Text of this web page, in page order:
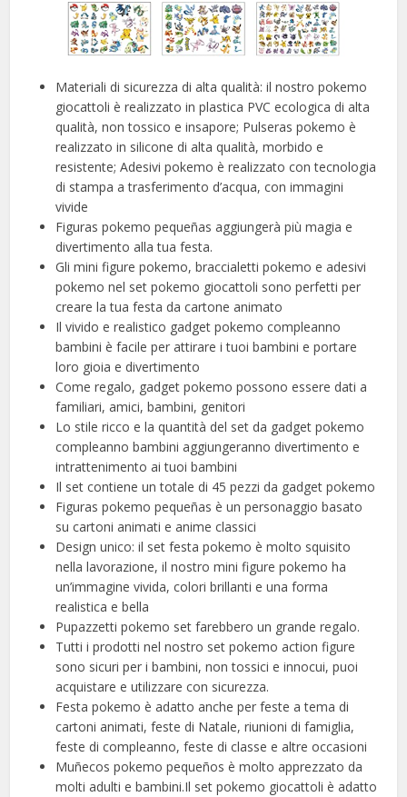
Materiali di sicurezza di alta qualità: il nostro pokemo
giocattoli è realizzato in plastica PVC ecologica di alta
qualità, non tossico e insapore; Pulseras pokemo è
realizzato in silicone di alta qualità, morbido e
resistente; Adesivi pokemo è realizzato con tecnologia
di stampa a trasferimento d’acqua, con immagini
vivide
Figuras pokemo pequeñas aggiungerà più magia e
divertimento alla tua festa.
Gli mini figure pokemo, braccialetti pokemo e adesivi
pokemo nel set pokemo giocattoli sono perfetti per
creare la tua festa da cartone animato
Il vivido e realistico gadget pokemo compleanno
bambini è facile per attirare i tuoi bambini e portare
loro gioia e divertimento
Come regalo, gadget pokemo possono essere dati a
familiari, amici, bambini, genitori
Lo stile ricco e la quantità del set da gadget pokemo
compleanno bambini aggiungeranno divertimento e
intrattenimento ai tuoi bambini
Il set contiene un totale di 45 pezzi da gadget pokemo
Figuras pokemo pequeñas è un personaggio basato
su cartoni animati e anime classici
Design unico: il set festa pokemo è molto squisito
nella lavorazione, il nostro mini figure pokemo ha
un’immagine vivida, colori brillanti e una forma
realistica e bella
Pupazzetti pokemo set farebbero un grande regalo.
Tutti i prodotti nel nostro set pokemo action figure
sono sicuri per i bambini, non tossici e innocui, puoi
acquistare e utilizzare con sicurezza.
Festa pokemo è adatto anche per feste a tema di
cartoni animati, feste di Natale, riunioni di famiglia,
feste di compleanno, feste di classe e altre occasioni
Muñecos pokemo pequeños è molto apprezzato da
molti adulti e bambini.Il set pokemo giocattoli è adatto